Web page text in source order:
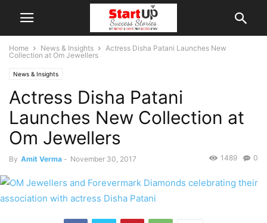
Home News & Insights
Actress Disha Patani Launches New
Collection at Om Jewellers
News & Insights
Actress Disha Patani
Launches New Collection at
Om Jewellers
By Amit Verma - November 30, 2017 0
1489